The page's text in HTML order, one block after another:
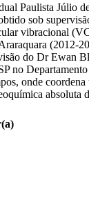
Paulista
sob
vibracional
do Dr Ewan
no
onde